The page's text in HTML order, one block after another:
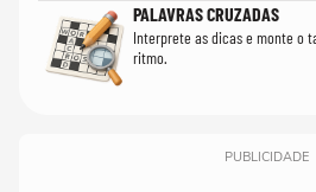
PALAVRAS CRUZADAS
Interprete as dicas e monte o
ritmo.
PUBLICIDADE